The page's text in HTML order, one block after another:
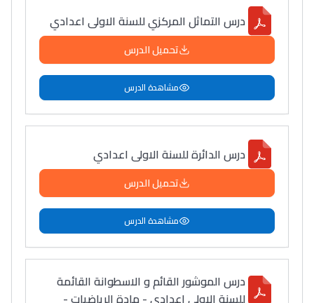
درس التماثل المركزي للسنة الاولى اعدادي
تحميل الدرس
مشاهدة الدرس
درس الدائرة للسنة الاولى اعدادي
تحميل الدرس
مشاهدة الدرس
درس الموشور القائم و الاسطوانة القائمة
للسنة الاولى اعدادي - مادة الرياضيات -